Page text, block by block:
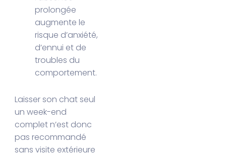
prolongée
augmente le
risque d’anxiété,
d’ennui et de
troubles du
comportement.
Laisser son chat seul
un week-end
complet n’est donc
pas recommandé
sans visite extérieure